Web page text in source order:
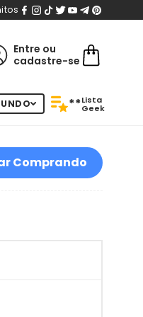
Entre ou
cadastre-se
**Lista
Geek
Comprando